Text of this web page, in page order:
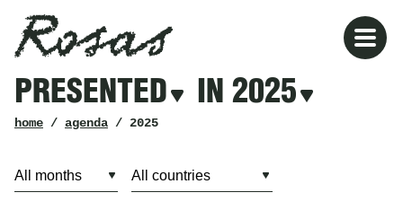
Rosas
presented
in
2025
Filters
PRESENTED IN 2025
breadcrumb
home/ agenda/ 2025